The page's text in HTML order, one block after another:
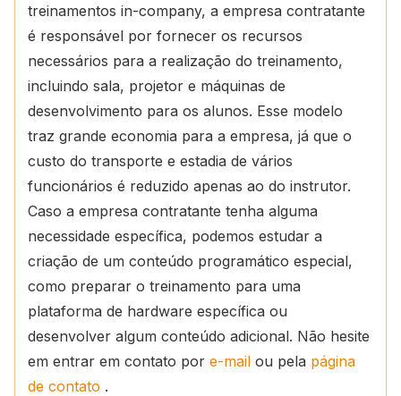
treinamentos in-company, a empresa contratante
é responsável por fornecer os recursos
necessários para a realização do treinamento,
incluindo sala, projetor e máquinas de
desenvolvimento para os alunos. Esse modelo
traz grande economia para a empresa, já que o
custo do transporte e estadia de vários
funcionários é reduzido apenas ao do instrutor.
Caso a empresa contratante tenha alguma
necessidade específica, podemos estudar a
criação de um conteúdo programático especial,
como preparar o treinamento para uma
plataforma de hardware específica ou
desenvolver algum conteúdo adicional. Não hesite
em entrar em contato por e-mail ou pela página
de contato .